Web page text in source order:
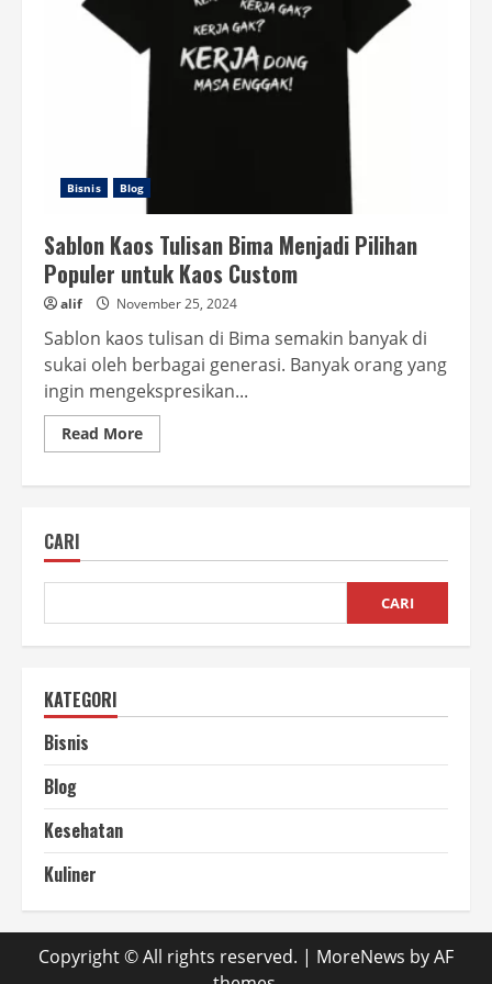
Bisnis Blog
Sablon Kaos Tulisan Bima Menjadi Pilihan
Populer untuk Kaos Custom
alif November 25, 2024
Sablon kaos tulisan di Bima semakin banyak di
sukai oleh berbagai generasi. Banyak orang yang
ingin mengekspresikan...
Read MoreRead
more
Pilihan
untuk
CARI
CARI
KATEGORI
Bisnis
Blog
Kesehatan
Kuliner
Copyright © All rights reserved. | MoreNews by AF